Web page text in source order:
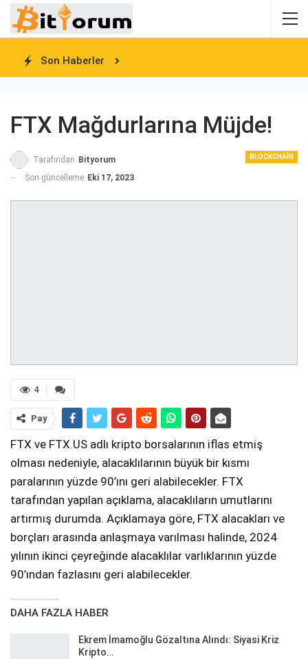
Son Haberler
FTX Mağdurlarına Müjde!
BLOCKCHAIN
Tarafından Bityorum
Son güncelleme Eki 17, 2023
4
Pay
FTX ve FTX.US adlı kripto borsalarının iflas etmiş
olması nedeniyle, alacaklılarının büyük bir kısmı
paralarının yüzde 90’ını geri alabilecekler. FTX
tarafından yapılan açıklama, alacaklıların umutlarını
artırmış durumda. Açıklamaya göre, FTX alacakları ve
borçları arasında anlaşmaya varılması halinde, 2024
yılının ikinci çeyreğinde alacaklılar varlıklarının yüzde
90’ından fazlasını geri alabilecekler.
DAHA FAZLA HABER
Ekrem İmamoğlu Gözaltına Alındı: Siyasi Kriz
Kripto…